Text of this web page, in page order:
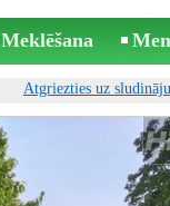
Meklēšana
Atgriezties uz